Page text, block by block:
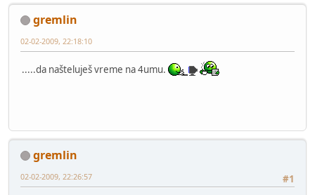
gremlin
02-02-2009, 22:18:10
.....da našteluješ vreme na 4umu.
gremlin
#1
02-02-2009, 22:26:57